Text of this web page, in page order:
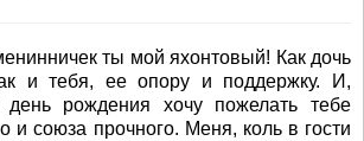
ты мой яхонтовый! Как дочь
и тебя, ее опору и поддержку. И,
день рождения хочу пожелать тебе
и союза прочного. Меня, коль в гости